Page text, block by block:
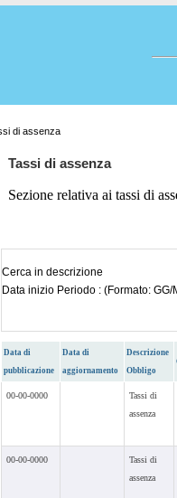
di assenza
Tassi di assenza
Sezione relativa ai tassi di
Cerca in descrizione
Data inizio Periodo : (Formato: GG/
Data di
pubblicazione
Data di
aggiornamento
Descrizione
Obbligo
00-00-0000
Tassi di
assenza
00-00-0000
Tassi di
assenza